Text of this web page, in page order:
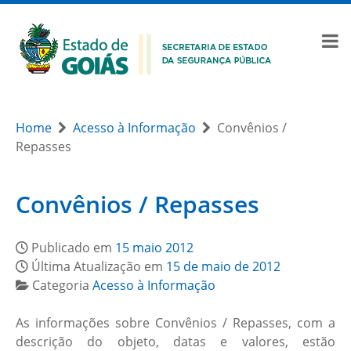
Home Acesso à Informação
Convênios /
Repasses
Convênios / Repasses
Publicado em 15 maio 2012
Última Atualização em 15 de maio de 2012
Categoria Acesso à Informação
As informações sobre Convênios / Repasses, com a
descrição do objeto, datas e valores, estão